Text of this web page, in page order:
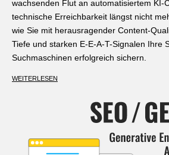
wachsenden Flut an automatisiertem KI-
technische Erreichbarkeit längst nicht
wie Sie mit herausragender Content-
Tiefe und starken E-E-A-T-Signalen Ihre
Suchmaschinen erfolgreich sichern.
WEITERLESEN